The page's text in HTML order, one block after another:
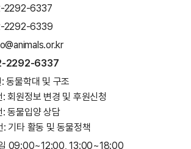
2292-6337
2292-6339
2292-6337
: 동물학대 및 구조
: 회원정보 변경 및 후원신청
: 동물입양 상담
: 기타 활동 및 동물정책
09:00~12:00, 13:00~18:00